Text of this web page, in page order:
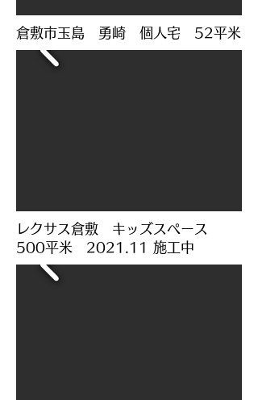
​倉敷市玉島 勇崎 個人宅 52平米
​レクサス倉敷 キッズスペース
500平米 2021.11 施工中